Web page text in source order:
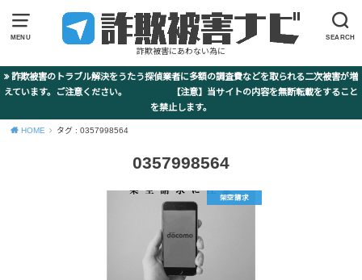
MENU SEARCH
詐欺被害にあわない為に
詐欺被害のトラブル解決をうたう探偵業者に多額の調査費などを取られる二次被害が増
えています。ご注意ください。 【注意】当サイトの内容を無断転載をすること
を禁止します。
HOME タグ : 0357998564
0357998564
架空請求